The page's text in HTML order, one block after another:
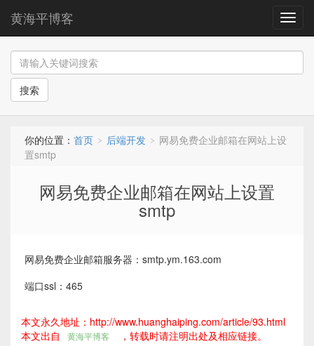
导
航
黄海平博客
搜索
你的位置： 首页 > 后端开发 > 网易免费企业邮箱在网站上设
置smtp
网易免费企业邮箱在网站上设置
smtp
网易免费企业邮箱服务器：smtp.ym.163.com
端口ssl：465
本文永久地址：http://www.huanghaiping.com/article/93.html
本文出自
黄海平博客 ，转载时请注明出处及相应链接。